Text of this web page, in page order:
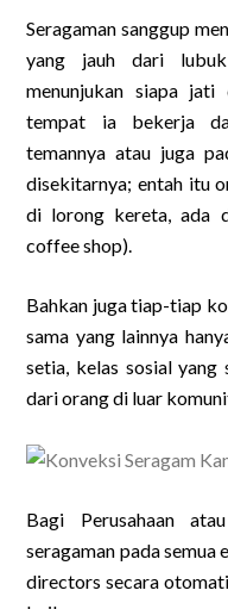
Seragaman sanggup
yang jauh dari
menunjukan siapa
tempat ia bekerja
temannya atau juga
disekitarnya; entah itu
di lorong kereta, ada
coffee shop).
Bahkan juga tiap-tiap
sama yang lainnya
setia, kelas sosial yang
dari orang di luar
Bagi Perusahaan
seragaman pada
directors secara